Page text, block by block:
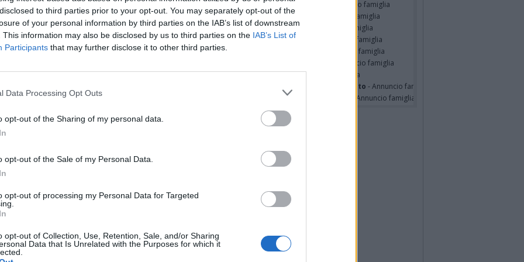
to third parties prior to your opt-out. You may separately opt-out of the
of your personal information by third parties on the IAB’s list of downstream
This information may also be disclosed by us to third parties on the IAB’s List of
Participants that may further disclose it to other third parties.
Data Processing Opt Outs
opt-out of the Sharing of my personal data.
opt-out of the Sale of my Personal Data.
opt-out of processing my Personal Data for Targeted
opt-out of Collection, Use, Retention, Sale, and/or Sharing
Data that Is Unrelated with the Purposes for which it
non va in ferie: ogni
per te
propone un appuntamento diverso ogni sera, tra
laboratori creativi, sfide musicali e burraco
GABRIELE MASSINISSA
- Annuncio famiglia
RENZO STEFANONI
- Annuncio famiglia
AGOSTINO BOSSI
- Annuncio famiglia
Claudio Dal Medico
- Annuncio famiglia
- Annuncio famiglia
- Annuncio famiglia
Mario Pacitti- Annuncio famiglia
Alverina Martini ved. Cecconato - Annuncio famiglia
Cornelia Masini Ved. Pagani
- Annuncio famiglia